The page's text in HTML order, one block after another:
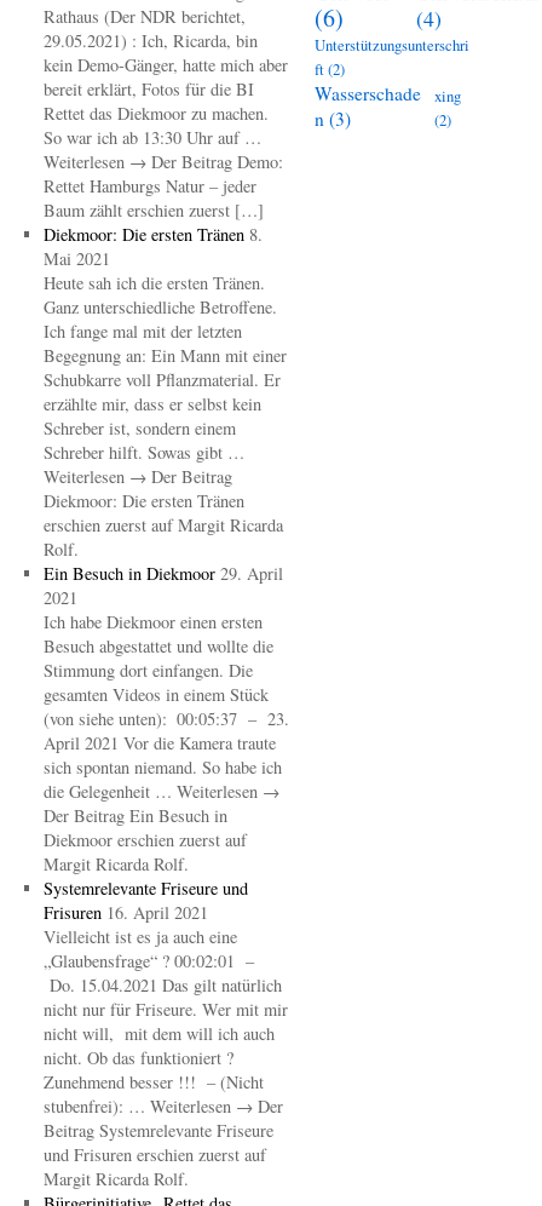
Rathaus (Der NDR berichtet,
29.05.2021) : Ich, Ricarda, bin
kein Demo-Gänger, hatte mich aber
bereit erklärt, Fotos für die BI
Rettet das Diekmoor zu machen.
So war ich ab 13:30 Uhr auf …
Weiterlesen → Der Beitrag Demo:
Rettet Hamburgs Natur – jeder
Baum zählt erschien zuerst […]
Diekmoor: Die ersten Tränen 8.
Mai 2021
Heute sah ich die ersten Tränen.
Ganz unterschiedliche Betroffene.
Ich fange mal mit der letzten
Begegnung an: Ein Mann mit einer
Schubkarre voll Pflanzmaterial. Er
erzählte mir, dass er selbst kein
Schreber ist, sondern einem
Schreber hilft. Sowas gibt …
Weiterlesen → Der Beitrag
Diekmoor: Die ersten Tränen
erschien zuerst auf Margit Ricarda
Rolf.
Ein Besuch in Diekmoor 29. April
2021
Ich habe Diekmoor einen ersten
Besuch abgestattet und wollte die
Stimmung dort einfangen. Die
gesamten Videos in einem Stück
(von siehe unten): 00:05:37 – 23.
April 2021 Vor die Kamera traute
sich spontan niemand. So habe ich
die Gelegenheit … Weiterlesen →
Der Beitrag Ein Besuch in
Diekmoor erschien zuerst auf
Margit Ricarda Rolf.
Systemrelevante Friseure und
Frisuren 16. April 2021
Vielleicht ist es ja auch eine
„Glaubensfrage“ ? 00:02:01 –
Do. 15.04.2021 Das gilt natürlich
nicht nur für Friseure. Wer mit mir
nicht will, mit dem will ich auch
nicht. Ob das funktioniert ?
Zunehmend besser !!! – (Nicht
stubenfrei): … Weiterlesen → Der
Beitrag Systemrelevante Friseure
und Frisuren erschien zuerst auf
Margit Ricarda Rolf.
(6)
(4)
Unterstützungsunterschri
ft(2)
Wasserschade
n (3)
xing
(2)